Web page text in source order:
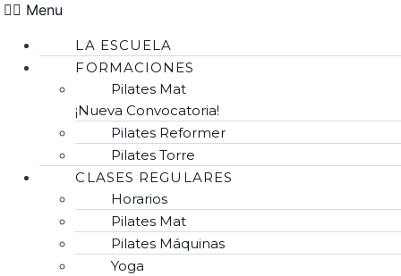
Menu
LA ESCUELA
FORMACIONES
Pilates Mat
¡Nueva Convocatoria!
Pilates Reformer
Pilates Torre
CLASES REGULARES
Horarios
Pilates Mat
Pilates Máquinas
Yoga